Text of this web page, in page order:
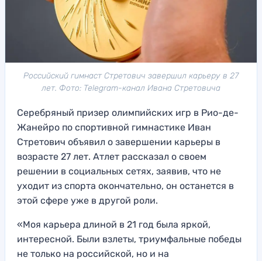
Российский гимнаст Стретович завершил карьеру в 27
лет. Фото: Telegram-канал Ивана Стретовича
Серебряный призер олимпийских игр в Рио-де-
Жанейро по спортивной гимнастике Иван
Стретович объявил о завершении карьеры в
возрасте 27 лет. Атлет рассказал о своем
решении в социальных сетях, заявив, что не
уходит из спорта окончательно, он останется в
этой сфере уже в другой роли.
«Моя карьера длиной в 21 год была яркой,
интересной. Были взлеты, триумфальные победы
не только на российской, но и на